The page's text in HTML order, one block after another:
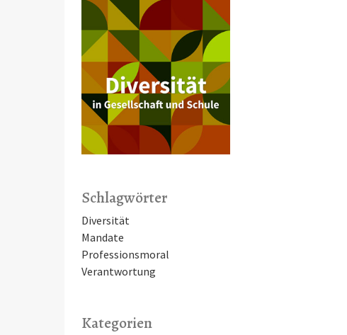
Schlagwörter
Diversität
Mandate
Professionsmoral
Verantwortung
Kategorien